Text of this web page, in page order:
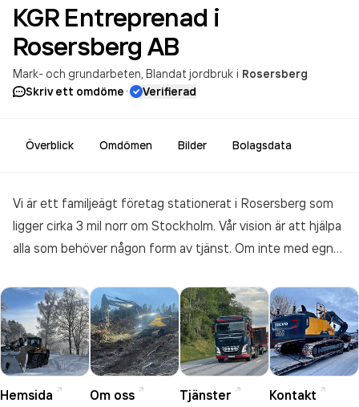
KGR Entreprenad i
Rosersberg AB
Mark- och grundarbeten Blandat jordbruk i Rosersberg
Skriv ett omdöme· Verifierad
Överblick Omdömen Bilder Bolagsdata
Vi är ett familjeägt företag stationerat i Rosersberg som
ligger cirka 3 mil norr om Stockholm. Vår vision är att hjälpa
alla som behöver någon form av tjänst. Om inte med egna
önskemål.
Hemsida Om oss Tjänster Kontakt